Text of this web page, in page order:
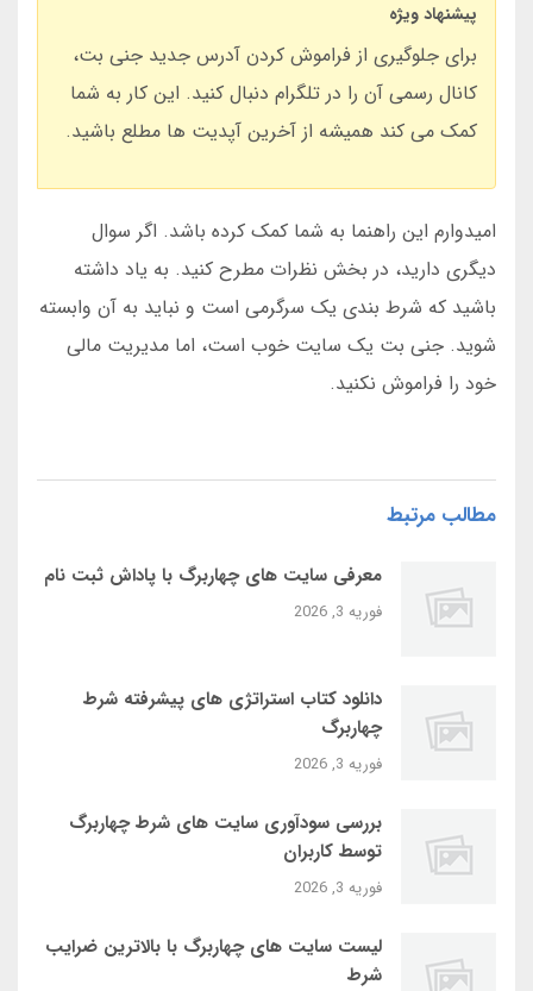
پیشنهاد ویژه
برای جلوگیری از فراموش کردن آدرس جدید جنی بت،
کانال رسمی آن را در تلگرام دنبال کنید. این کار به شما
کمک می کند همیشه از آخرین آپدیت ها مطلع باشید.
امیدوارم این راهنما به شما کمک کرده باشد. اگر سوال
دیگری دارید، در بخش نظرات مطرح کنید. به یاد داشته
باشید که شرط بندی یک سرگرمی است و نباید به آن وابسته
شوید. جنی بت یک سایت خوب است، اما مدیریت مالی
خود را فراموش نکنید.
مطالب مرتبط
معرفی سایت‌ های چهاربرگ با پاداش ثبت‌ نام
فوریه 3, 2026
دانلود کتاب استراتژی‌ های پیشرفته شرط
چهاربرگ
فوریه 3, 2026
بررسی سودآوری سایت‌ های شرط چهاربرگ
توسط کاربران
فوریه 3, 2026
لیست سایت‌ های چهاربرگ با بالاترین ضرایب
شرط